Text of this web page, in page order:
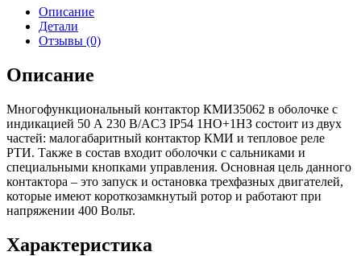
Описание
Детали
Отзывы (0)
Описание
Многофункциональный контактор КМИ35062 в оболочке с
индикацией 50 А 230 В/AC3 IP54 1НО+1НЗ состоит из двух
частей: малогабаритный контактор КМИ и тепловое реле
РТИ. Также в состав входит оболочки с сальниками и
специальными кнопками управления. Основная цель данного
контактора – это запуск и остановка трехфазных двигателей,
которые имеют короткозамкнутый ротор и работают при
напряжении 400 Вольт.
Характеристика